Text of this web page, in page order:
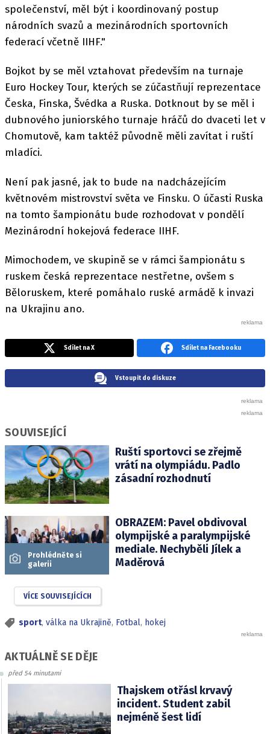
společenství, měl být i koordinovaný postup
národních svazů a mezinárodních sportovních
federací včetně IIHF."
Bojkot by se měl vztahovat především na turnaje
Euro Hockey Tour, kterých se zúčastňují reprezentace
Česka, Finska, Švédka a Ruska. Dotknout by se měl i
dubnového juniorského turnaje hráčů do dvaceti let v
Chomutově, kam taktéž původně měli zavítat i ruští
mladíci.
Není pak jasné, jak to bude na nadcházejícím
květnovém mistrovství světa ve Finsku. O účasti Ruska
na tomto šampionátu bude rozhodovat v pondělí
Mezinárodní hokejová federace IIHF.
Mimochodem, ve skupině se v rámci šampionátu s
ruskem česká reprezentace nestřetne, ovšem s
Běloruskem, které pomáhalo ruské armádě k invazi
na Ukrajinu ano.
Sdílet na X Sdílet na Facebooku
Vstoupit do diskuze
SOUVISEJÍCÍ
Ruští sportovci se zřejmě
vrátí na olympiádu. Padlo
zásadní rozhodnutí
Prohlédněte si
galerii
OBRAZEM: Pavel obdivoval
olympijské a paralympijské
mediale. Nechyběli Jílek a
Maděrová
VÍCE SOUVISEJÍCÍCH
sport, válka na Ukrajině, Fotbal, hokej
AKTUÁLNĚ SE DĚJE
před 54 minutami
Thajskem otřásl krvavý
incident. Student zabil
nejméně šest lidí